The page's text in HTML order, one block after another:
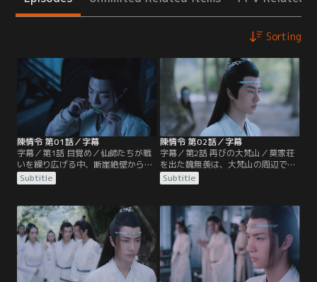
Sorting
陳情令 第01話／字幕
字幕／第1話 目覚め／仙師たちが戦
いを繰り広げる中、断崖絶壁から身
を投げようとする1人の男がいた。
彼の名は魏無羨。手を伸ばし救おう
す江澄。2人の目前で魏無羨は奈落
の底へと落ちていった…。16年後、
魏無羨は莫家荘の一室で莫玄羽とし
て目覚める。蘭陵金氏宗主の隠し子
だった莫玄羽が、自分の命と引き換
えに…。
Subtitle
陳情令 第02話／字幕
字幕／第2話 再びの大梵山／莫家荘
を出た魏無羨は、大梵山の周辺で
人々の魂が奪われる事件が起きてい
ることを知り山へと向かう。大梵山
江氏、師姉 江厭離の忘れ形見の金凌
の率いる蘭陵金氏、そして藍忘機率
いる姑蘇藍氏も集まっていた。魏無
羨は墓守の老人の言葉から祠へと向
かうが…。
Subtitle